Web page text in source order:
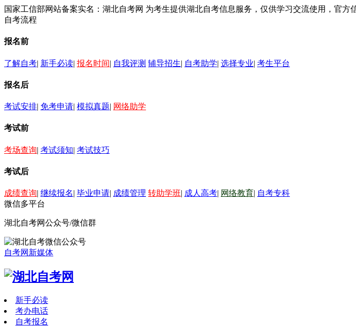
国家工信部网站备案实名：湖北自考网 为考生提供湖北自考信息服务，仅供学习交流使用，官方
自考流程
报名前
了解自考| 新手必读| 报名时间| 自我评测 辅导招生| 自考助学| 选择专业| 考生平台
报名后
考试安排| 免考申请| 模拟真题| 网络助学
考试前
考场查询| 考试须知| 考试技巧
考试后
成绩查询| 继续报名| 毕业申请| 成绩管理 转助学班| 成人高考| 网络教育| 自考专科
微信多平台
湖北自考网公众号/微信群
自考网新媒体
新手必读
考办电话
自考报名